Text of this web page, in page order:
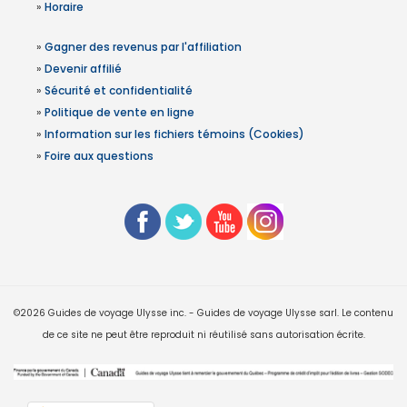
» Horaire
» Gagner des revenus par l'affiliation
» Devenir affilié
» Sécurité et confidentialité
» Politique de vente en ligne
» Information sur les fichiers témoins (Cookies)
» Foire aux questions
©2026 Guides de voyage Ulysse inc. - Guides de voyage Ulysse sarl. Le contenu
de ce site ne peut être reproduit ni réutilisé sans autorisation écrite.